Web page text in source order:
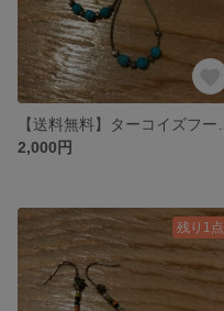
2,000円
残り1点